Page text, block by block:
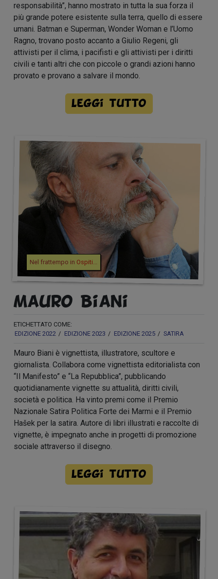
responsabilità”, hanno mostrato in tutta la sua forza il
più grande potere esistente sulla terra, quello di essere
umani. Batman e Superman, Wonder Woman e l’Uomo
Ragno, trovano posto accanto a Giulio Regeni, gli
attivisti per il clima, i pacifisti e gli attivisti per i diritti
civili e tanti altri che con piccole o grandi azioni hanno
provato e provano a salvare il mondo.
Leggi tutto
Nel frattempo in Ospiti...
Mauro Biani
ETICHETTATO COME:
EDIZIONE 2022
EDIZIONE 2023 EDIZIONE 2025 SATIRA
Mauro Biani è vignettista, illustratore, scultore e
giornalista. Collabora come vignettista editorialista con
“Il Manifesto” e “La Repubblica”, pubblicando
quotidianamente vignette su attualità, diritti civili,
società e politica. Ha vinto premi come il Premio
Nazionale Satira Politica Forte dei Marmi e il Premio
Hašek per la satira. Autore di libri illustrati e raccolte di
vignette, è impegnato anche in progetti di promozione
sociale attraverso il disegno.
Leggi tutto